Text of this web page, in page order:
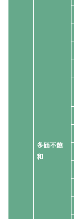
多価不飽
和